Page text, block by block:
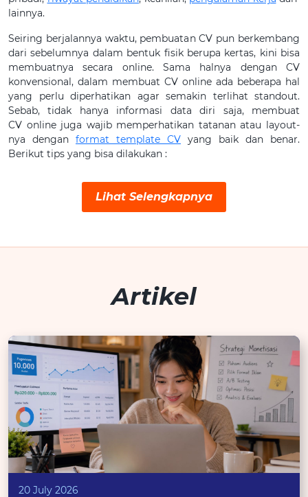
lainnya.
Seiring berjalannya waktu, pembuatan CV pun berkembang
dari sebelumnya dalam bentuk fisik berupa kertas, kini bisa
membuatnya secara online. Sama halnya dengan CV
konvensional, dalam membuat CV online ada beberapa hal
yang perlu diperhatikan agar semakin terlihat standout.
Sebab, tidak hanya informasi data diri saja, membuat
CV online juga wajib memperhatikan tatanan atau layout-
nya dengan format template CV yang baik dan benar.
Berikut tips yang bisa dilakukan :
Lihat Selengkapnya
Artikel
20 July 2026